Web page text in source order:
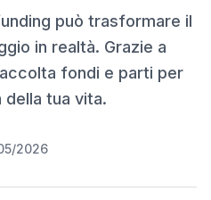
può trasformare il
in realtà. Grazie a
fondi e parti per
della tua vita.
2026